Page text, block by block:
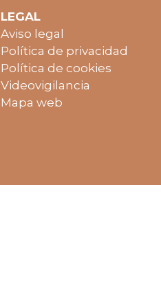
LEGAL
Aviso legal
Política de privacidad
Política de cookies
Videovigilancia
Mapa web